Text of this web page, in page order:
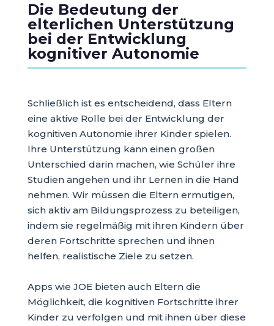
Die Bedeutung der
elterlichen Unterstützung
bei der Entwicklung
kognitiver Autonomie
Schließlich ist es entscheidend, dass Eltern
eine aktive Rolle bei der Entwicklung der
kognitiven Autonomie ihrer Kinder spielen.
Ihre Unterstützung kann einen großen
Unterschied darin machen, wie Schüler ihre
Studien angehen und ihr Lernen in die Hand
nehmen. Wir müssen die Eltern ermutigen,
sich aktiv am Bildungsprozess zu beteiligen,
indem sie regelmäßig mit ihren Kindern über
deren Fortschritte sprechen und ihnen
helfen, realistische Ziele zu setzen.
Apps wie JOE bieten auch Eltern die
Möglichkeit, die kognitiven Fortschritte ihrer
Kinder zu verfolgen und mit ihnen über diese